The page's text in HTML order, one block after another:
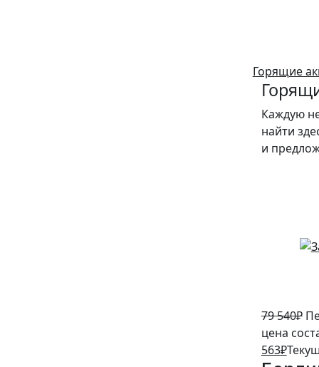
Горящие
Каждую
найти
и
79 540₽
цена
563₽